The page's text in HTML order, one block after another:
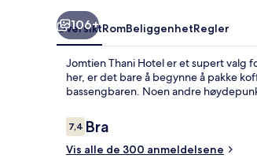
106+
OversiktRomBeliggenhetRegler
Jomtien Thani Hotel er et supert valg
her, er det bare å begynne å pakke
bassengbaren. Noen andre
Anmeldelser
7,47,4 av 10 –
Bra
Vis alle de 300 anmeldelsene